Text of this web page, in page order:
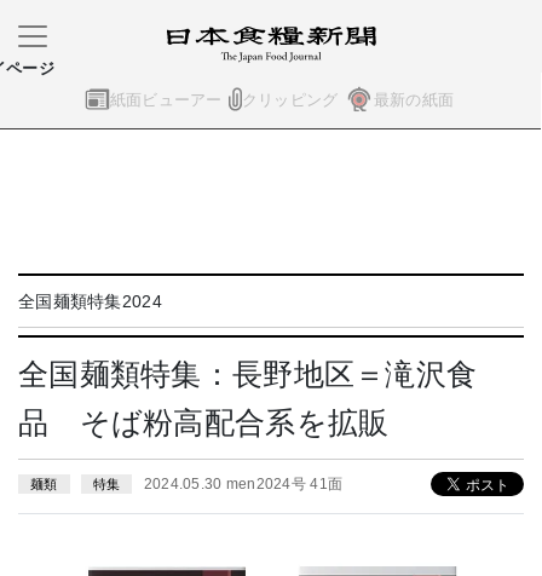
紙面ビューアー クリッピング 最新の紙面
ページ
全国麺類特集2024
全国麺類特集：長野地区＝滝沢食
品 そば粉高配合系を拡販
麺類 特集 2024.05.30 men2024号 41面